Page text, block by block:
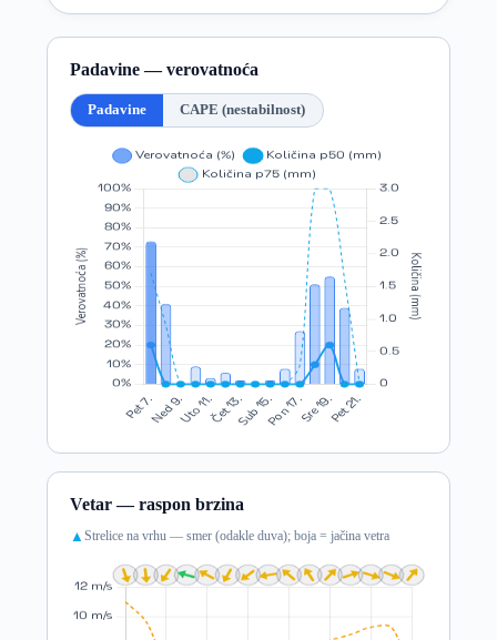
Padavine — verovatnoća
Padavine CAPE (nestabilnost)
Vetar — raspon brzina
▲ Strelice na vrhu — smer (odakle duva); boja = jačina vetra